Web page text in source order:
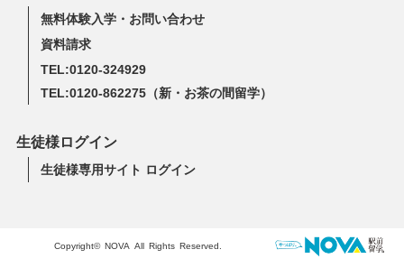
無料体験入学・お問い合わせ
資料請求
TEL:0120-324929
TEL:0120-862275（新・お茶の間留学）
生徒様ログイン
生徒様専用サイト ログイン
Copyright© NOVA All Rights Reserved.